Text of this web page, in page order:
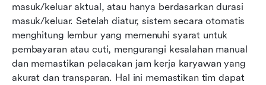
masuk/keluar aktual, atau hanya berdasarkan durasi
masuk/keluar. Setelah diatur, sistem secara otomatis
menghitung lembur yang memenuhi syarat untuk
pembayaran atau cuti, mengurangi kesalahan manual
dan memastikan pelacakan jam kerja karyawan yang
akurat dan transparan. Hal ini memastikan tim dapat